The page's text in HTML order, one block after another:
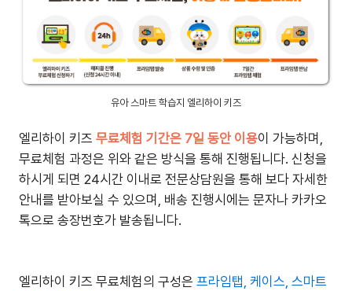
유아 스마트 학습지 엘리하이 키즈
엘리하이 키즈 무료체험 기간은 7일 동안 이용이 가능하며,
무료체험 과정은 위와 같은 방식을 통해 진행됩니다. 신청을
하시게 되면 24시간 이내로 전문상담원을 통해 보다 자세한
안내를 받아보실 수 있으며, 배송 진행시에는 문자나 카카오
톡으로 송장번호가 발송됩니다.
엘리하이 키즈 무료체험의 구성은 프라임탭, 케이스, 스마트